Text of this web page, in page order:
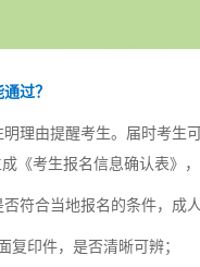
过？
理由提醒考生。届时考生
《考生报名信息确认表》
符合当地报名的条件，成
印件，是否清晰可辨；